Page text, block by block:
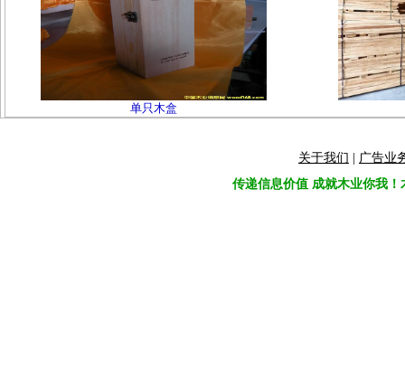
单只木盒
关于我们
广告业
传递信息价值 成就木业你我